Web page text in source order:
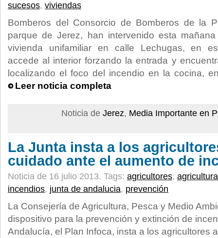
sucesos, viviendas
Bomberos del Consorcio de Bomberos de la
parque de Jerez, han intervenido esta
vivienda unifamiliar en calle Lechugas, en
accede al interior forzando la entrada y
localizando el foco del incendio en la cocina,
Leer noticia completa
Noticia de Jerez, Media Importante en
La Junta insta a los
cuidado ante el aumento de
Noticia de 16 julio 2013. Tags: agricultores, agricultura
incendios, junta de andalucia, prevención
La Consejería de Agricultura, Pesca y Medio
dispositivo para la prevención y extinción de
Andalucía, el Plan Infoca, insta a los agricultores